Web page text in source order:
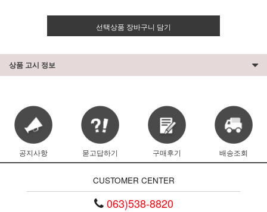
선택상품 장바구니 담기
상품 고시 정보
공지사항 묻고답하기 구매후기 배송조회
CUSTOMER CENTER
063)538-8820